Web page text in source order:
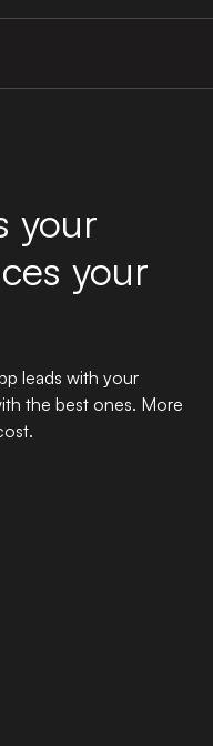
your
your
leads with your
the best ones. More